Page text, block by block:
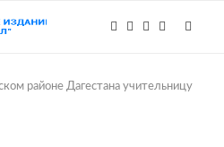
районе Дагестана учительницу